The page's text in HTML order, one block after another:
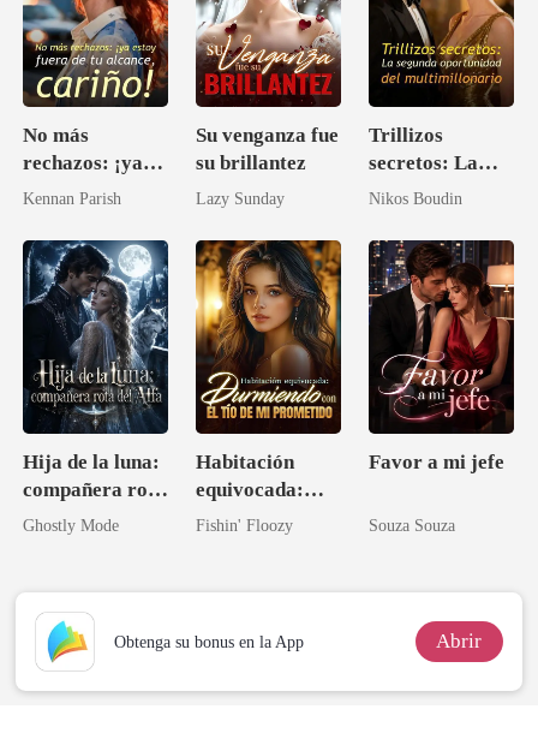
No más
rechazos: ¡ya
estoy fuera de
cariño!
Kennan Parish
Su venganza fue
su brillantez
Lazy Sunday
Trillizos
secretos: La
segunda
multimillonario
Nikos Boudin
Hija de la luna:
compañera rota
del Alfa
Ghostly Mode
Habitación
equivocada:
Durmiendo con
Fishin' Floozy
Favor a mi jefe
Souza Souza
Obtenga su bonus en la App Abrir